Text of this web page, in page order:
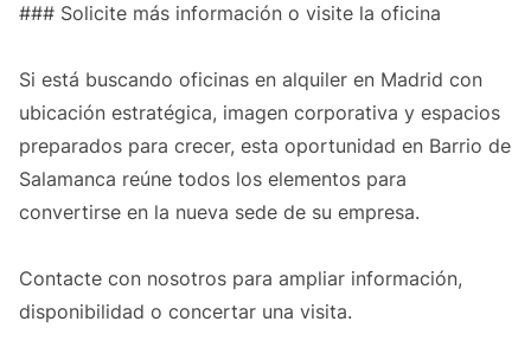
### Solicite más información o visite la oficina
Si está buscando oficinas en alquiler en Madrid con
ubicación estratégica, imagen corporativa y espacios
preparados para crecer, esta oportunidad en Barrio de
Salamanca reúne todos los elementos para
convertirse en la nueva sede de su empresa.
Contacte con nosotros para ampliar información,
disponibilidad o concertar una visita.